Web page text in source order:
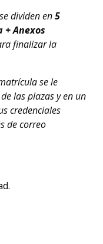
dividen en5
Anexos
finalizar la
se le
las plazas y en un
credenciales
de correo